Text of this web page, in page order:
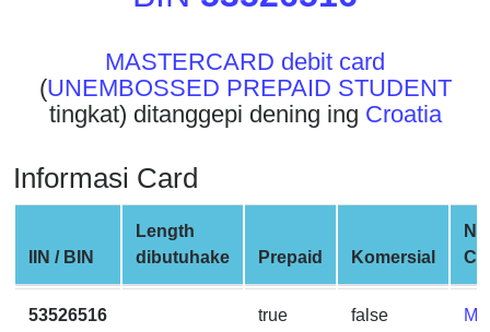
BIN
Generator
BIN
Checker
BIN
CC
Generator
MASTERCARD debit card
(UNEMBOSSED PREPAID STUDENT
tingkat) ditanggepi dening ing Croatia
Informasi Card
IIN / BIN
Length
dibutuhake
Prepaid Komersial
53526516 true false